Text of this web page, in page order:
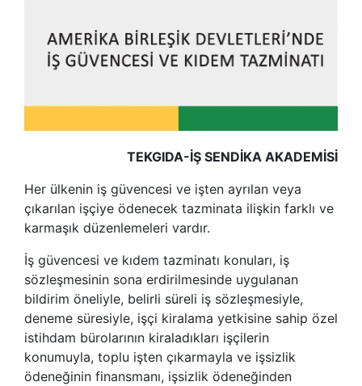
TEKGIDA-İŞ SENDİKA AKADEMİSİ
Her ülkenin iş güvencesi ve işten ayrılan veya
çıkarılan işçiye ödenecek tazminata ilişkin farklı ve
karmaşık düzenlemeleri vardır.
İş güvencesi ve kıdem tazminatı konuları, iş
sözleşmesinin sona erdirilmesinde uygulanan
bildirim öneliyle, belirli süreli iş sözleşmesiyle,
deneme süresiyle, işçi kiralama yetkisine sahip özel
istihdam bürolarının kiraladıkları işçilerin
konumuyla, toplu işten çıkarmayla ve işsizlik
ödeneğinin finansmanı, işsizlik ödeneğinden